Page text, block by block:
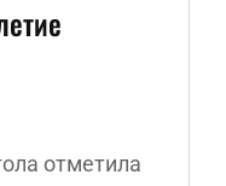
отметила